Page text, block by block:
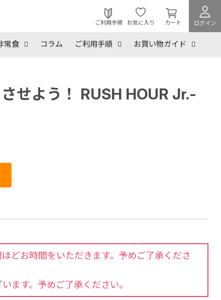
ご利用手順 お気に入り カート
カ
ー
を
ログイン
常食 コラム ご利用手順
お買い物ガイド
せよう！ RUSH HOUR Jr.-
どお時間をいただきます。予めご了承くださ
ます。予めご了承ください。